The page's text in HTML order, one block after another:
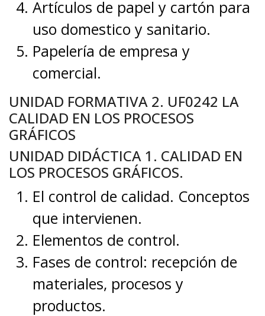
Artículos de papel y cartón para
uso domestico y sanitario.
Papelería de empresa y
comercial.
UNIDAD FORMATIVA 2. UF0242 LA
CALIDAD EN LOS PROCESOS
GRÁFICOS
UNIDAD DIDÁCTICA 1. CALIDAD EN
LOS PROCESOS GRÁFICOS.
El control de calidad. Conceptos
que intervienen.
Elementos de control.
Fases de control: recepción de
materiales, procesos y
productos.